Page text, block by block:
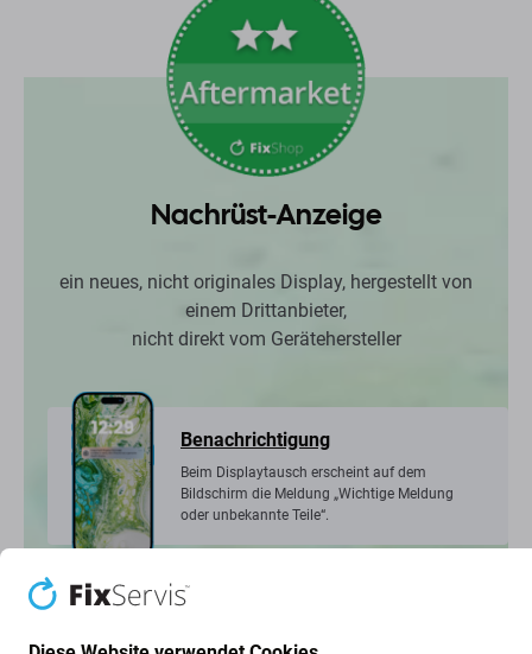
Nachrüst-Anzeige
ein neues, nicht originales Display, hergestellt von
einem Drittanbieter,
nicht direkt vom Gerätehersteller
Benachrichtigung
Beim Displaytausch erscheint auf dem
Bildschirm die Meldung „Wichtige Meldung
oder unbekannte Teile“.